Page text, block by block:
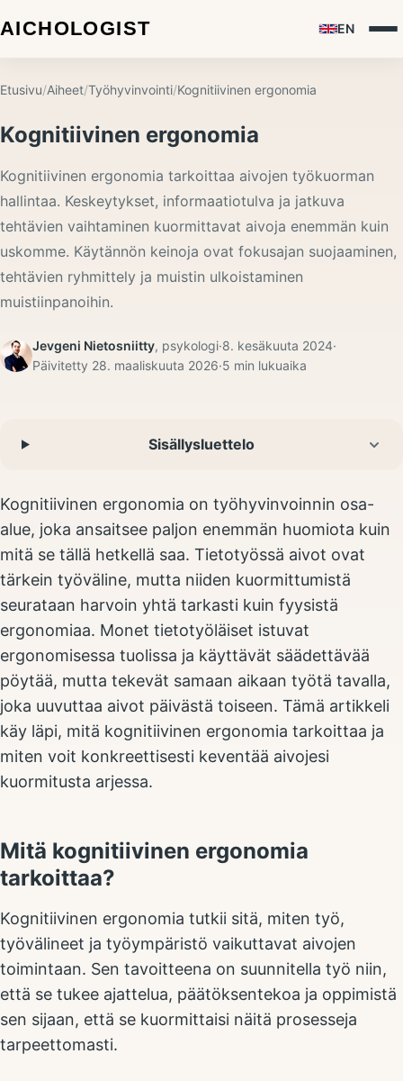
EN
Etusivu/Aiheet/Työhyvinvointi/Kognitiivinen ergonomia
Kognitiivinen ergonomia
Kognitiivinen ergonomia tarkoittaa aivojen työkuorman
hallintaa. Keskeytykset, informaatiotulva ja jatkuva
tehtävien vaihtaminen kuormittavat aivoja enemmän kuin
uskomme. Käytännön keinoja ovat fokusajan suojaaminen,
tehtävien ryhmittely ja muistin ulkoistaminen
muistiinpanoihin.
Jevgeni Nietosniitty, psykologi·8. kesäkuuta 2024·
Päivitetty 28. maaliskuuta 2026·5 min lukuaika
Sisällysluettelo
Kognitiivinen ergonomia on työhyvinvoinnin osa-
alue, joka ansaitsee paljon enemmän huomiota kuin
mitä se tällä hetkellä saa. Tietotyössä aivot ovat
tärkein työväline, mutta niiden kuormittumistä
seurataan harvoin yhtä tarkasti kuin fyysistä
ergonomiaa. Monet tietotyöläiset istuvat
ergonomisessa tuolissa ja käyttävät säädettävää
pöytää, mutta tekevät samaan aikaan työtä tavalla,
joka uuvuttaa aivot päivästä toiseen. Tämä artikkeli
käy läpi, mitä kognitiivinen ergonomia tarkoittaa ja
miten voit konkreettisesti keventää aivojesi
kuormitusta arjessa.
Mitä kognitiivinen ergonomia
tarkoittaa?
Kognitiivinen ergonomia tutkii sitä, miten työ,
työvälineet ja työympäristö vaikuttavat aivojen
toimintaan. Sen tavoitteena on suunnitella työ niin,
että se tukee ajattelua, päätöksentekoa ja oppimistä
sen sijaan, että se kuormittaisi näitä prosesseja
tarpeettomasti.